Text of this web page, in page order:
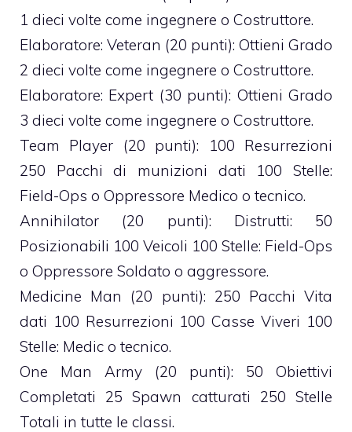
1 dieci volte come ingegnere o Costruttore.
Elaboratore: Veteran (20 punti): Ottieni Grado
2 dieci volte come ingegnere o Costruttore.
Elaboratore: Expert (30 punti): Ottieni Grado
3 dieci volte come ingegnere o Costruttore.
Team Player (20 punti): 100 Resurrezioni
250 Pacchi di munizioni dati 100 Stelle:
Field-Ops o Oppressore Medico o tecnico.
Annihilator (20 punti): Distrutti: 50
Posizionabili 100 Veicoli 100 Stelle: Field-Ops
o Oppressore Soldato o aggressore.
Medicine Man (20 punti): 250 Pacchi Vita
dati 100 Resurrezioni 100 Casse Viveri 100
Stelle: Medic o tecnico.
One Man Army (20 punti): 50 Obiettivi
Completati 25 Spawn catturati 250 Stelle
Totali in tutte le classi.